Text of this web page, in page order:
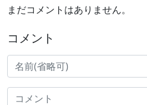
まだコメントはありません。
コメント